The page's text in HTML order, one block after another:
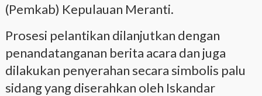
(Pemkab) Kepulauan Meranti.
Prosesi pelantikan dilanjutkan dengan
penandatanganan berita acara dan juga
dilakukan penyerahan secara simbolis palu
sidang yang diserahkan oleh Iskandar